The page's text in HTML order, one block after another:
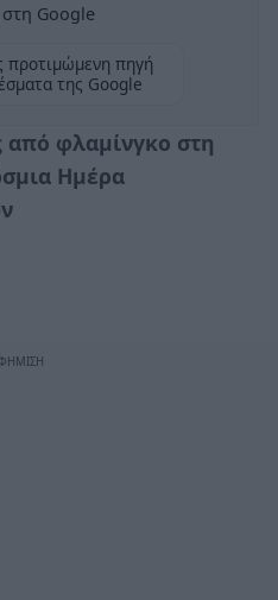
στη Google
πηγή
της Google
από φλαμίνγκο στη
Ημέρα